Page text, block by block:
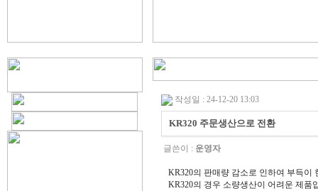
작성일 : 24-12-20 13:03
KR320 주문생산으로 전환
글쓴이 : 운영자
KR320의 판매량 감소로 인하여 부득이
KR320의 경우 소량생산이 어려운 제품